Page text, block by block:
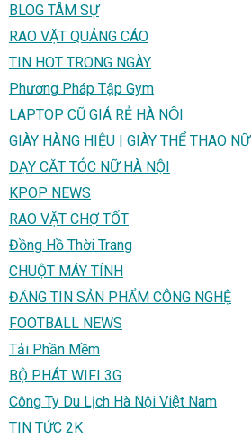
BLOG TÂM SỰ
RAO VẶT QUẢNG CÁO
TIN HOT TRONG NGÀY
Phương Pháp Tập Gym
LAPTOP CŨ GIÁ RẺ HÀ NỘI
GIÀY HÀNG HIỆU | GIÀY THỂ THAO NỮ
DẠY CĂT TÓC NỮ HÀ NỘI
KPOP NEWS
RAO VẶT CHỢ TỐT
Đồng Hồ Thời Trang
CHUỘT MÁY TÍNH
ĐĂNG TIN SẢN PHẨM CÔNG NGHỆ
FOOTBALL NEWS
Tải Phần Mềm
BỘ PHÁT WIFI 3G
Công Ty Du Lịch Hà Nội Việt Nam
TIN TỨC 2K